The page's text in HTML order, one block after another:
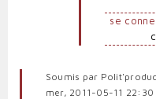
se
Soumis par
mer, 2011-05-11 22:30